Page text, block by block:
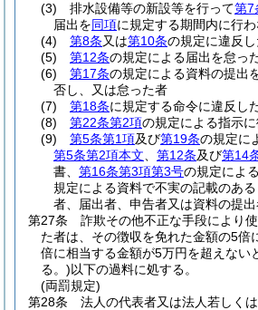
(3)
排水設備等の新設等を行って第7
届出を同項に規定する期間内に行
(4)
第8条又は第10条の規定に違反
(5)
第12条の規定による届出を怠っ
(6)
第17条の規定による資料の提出
否し、又は怠った者
(7)
第18条に規定する命令に違反し
(8)
第22条第2項の規定による指示
(9)
第5条第1項及び第19条の規定に
第5条第2項本文
第12条及び第14
書、 第16条第3項第3号の規定によ
規定による資料で不実の記載のあ
者、届出者、申告者又は資料の提
第27条
詐欺その他不正な手段により
た者は、その徴収を免れた金額の5倍
倍に相当する金額が5万円を超えない
る。)以下の過料に処する。
(両罰規定)
第28条
法人の代表者又は法人若しく